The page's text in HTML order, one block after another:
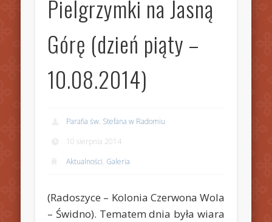
Pielgrzymki na Jasną
Górę (dzień piąty –
10.08.2014)
Parafia św. Stefana w Radomiu
10 sierpnia 2014
Aktualności, Galeria
(Radoszyce – Kolonia Czerwona Wola
– Świdno). Tematem dnia była wiara